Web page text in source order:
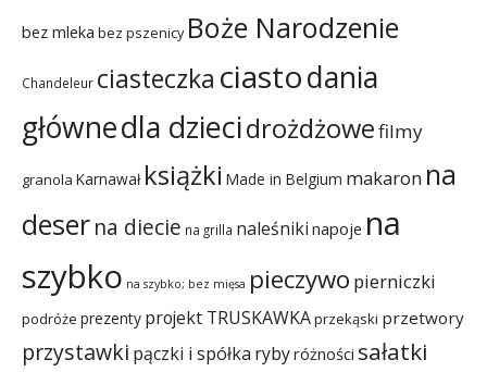
bez mleka bez pszenicy Boże Narodzenie
Chandeleur ciasteczka ciastodania
głównedla dziecidrożdżowefilmy
granola Karnawał książki Made in Belgium makaron na
deserna diecie na grilla naleśniki napoje na
szybko na szybko; bez mięsa pieczywo pierniczki
podróże prezenty projekt TRUSKAWKAprzekąski przetwory
przystawki pączki i spółka rybyróżności sałatki